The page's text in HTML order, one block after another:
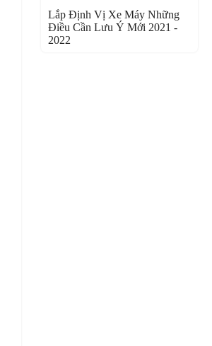
Lắp Định Vị Xe Máy Những
Điều Cần Lưu Ý Mới 2021 -
2022